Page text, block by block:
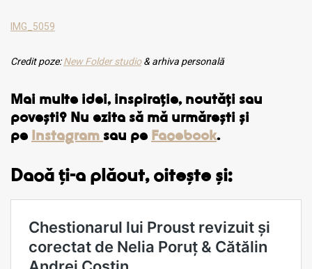
IMG_5059
Credit poze:New Folder studio& arhiva personală
Mai multe idei, inspirație, noutăți sau
povești? Nu ezita să mă urmărești și
pe Instagram sau pe Facebook.
Dacă ți-a plăcut, citește și: